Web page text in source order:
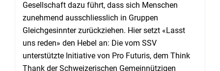
Gesellschaft dazu führt, dass sich Menschen
zunehmend ausschliesslich in Gruppen
Gleichgesinnter zurückziehen. Hier setzt «Lasst
uns reden» den Hebel an: Die vom SSV
unterstützte Initiative von Pro Futuris, dem Think
Thank der Schweizerischen Gemeinnützigen